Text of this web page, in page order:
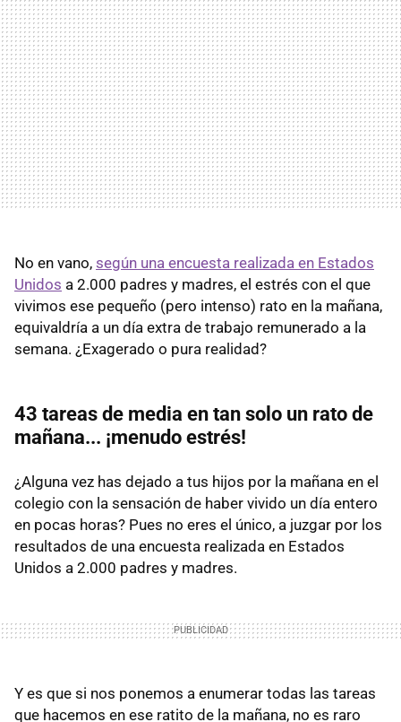
No en vano, según una encuesta realizada en Estados
Unidos a 2.000 padres y madres, el estrés con el que
vivimos ese pequeño (pero intenso) rato en la mañana,
equivaldría a un día extra de trabajo remunerado a la
semana. ¿Exagerado o pura realidad?
43 tareas de media en tan solo un rato de
mañana... ¡menudo estrés!
¿Alguna vez has dejado a tus hijos por la mañana en el
colegio con la sensación de haber vivido un día entero
en pocas horas? Pues no eres el único, a juzgar por los
resultados de una encuesta realizada en Estados
Unidos a 2.000 padres y madres.
Y es que si nos ponemos a enumerar todas las tareas
que hacemos en ese ratito de la mañana, no es raro